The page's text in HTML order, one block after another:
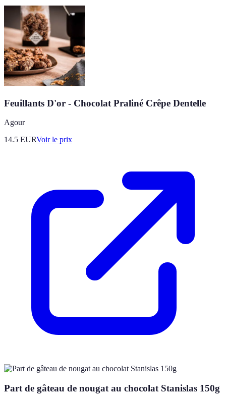
Feuillants D'or - Chocolat Praliné Crêpe Dentelle
Agour
14.5 EURVoir le prix
Part de gâteau de nougat au chocolat Stanislas 150g